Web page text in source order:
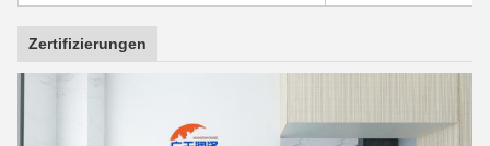
Zertifizierungen